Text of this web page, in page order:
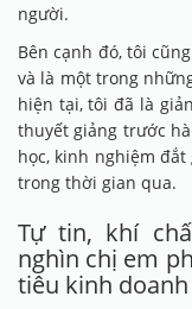
người.
Bên cạnh đó, tôi
và là một trong
hiện tại, tôi đã là
thuyết giảng trước
học, kinh nghiệm
trong thời gian qua.
Tự tin, khí
nghìn chị em
tiêu kinh